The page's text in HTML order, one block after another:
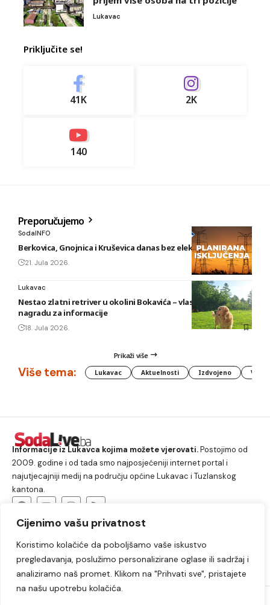
Cijenimo vašu privatnost
Koristimo kolačiće da poboljšamo vaše iskustvo
pregledavanja, poslužimo personalizirane oglase ili sadržaj i
analiziramo naš promet. Klikom na "Prihvati sve", pristajete
na našu upotrebu kolačića.
Lukavac
Priključite se!
41K 2K
140
Preporučujemo
SodaINFO
Berkovica, Gnojnica i Kruševica danas bez električne energije
21. Jula 2026.
Lukavac
Nestao zlatni retriver u okolini Bokavića – vlasnik nudi
nagradu za informacije
18. Jula 2026.
Prikaži više
Više tema: Lukavac Aktuelnosti Izdvojeno
Informacije iz Lukavca kojima možete vjerovati.Postojimo od
2009. godine i od tada smo najposjećeniji internet portal i
najutjecajniji medij na području općine Lukavac i Tuzlanskog
kantona.
Lukavac Društvo Crna hronika
Sport
Kultura
Kolumne Slobodno vrijeme